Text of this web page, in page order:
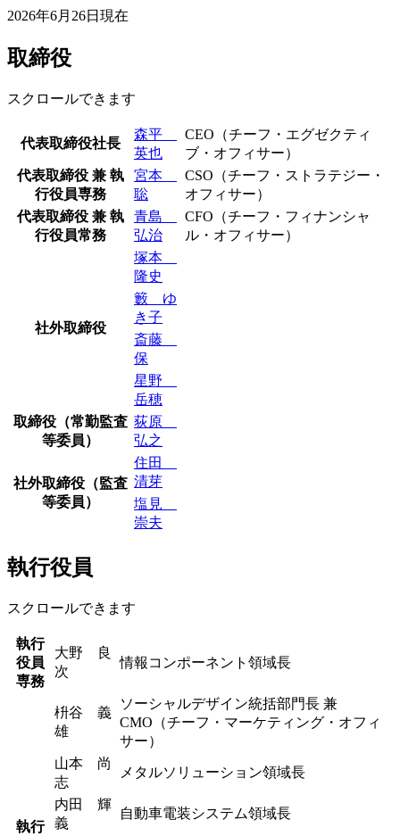
2026年6月26日現在
取締役
スクロールできます
代表取締役社長
森平
英也
CEO（チーフ・エグゼクティ
ブ・オフィサー）
代表取締役 兼 執
行役員専務
宮本
聡
CSO（チーフ・ストラテジー・
オフィサー）
代表取締役 兼 執
行役員常務
青島
弘治
CFO（チーフ・フィナンシャ
ル・オフィサー）
社外取締役
塚本
隆史
籔 ゆ
き子
斎藤
保
星野
岳穂
取締役（常勤監査
等委員）
荻原
弘之
社外取締役（監査
等委員）
住田
清芽
塩見
崇夫
執行役員
スクロールできます
執行
役員
専務
大野 良
次
情報コンポーネント領域長
執行
枡谷 義
雄
ソーシャルデザイン統括部門長 兼
CMO（チーフ・マーケティング・オフィ
サー）
山本 尚
志
メタルソリューション領域長
内田 輝
義
自動車電装システム領域長